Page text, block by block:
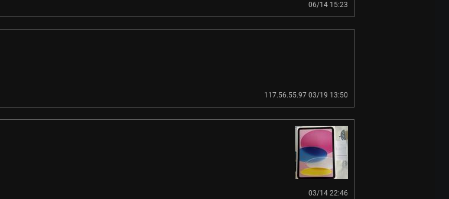
06/14 15:23
117.56.55.97 03/19 13:50
03/14 22:46